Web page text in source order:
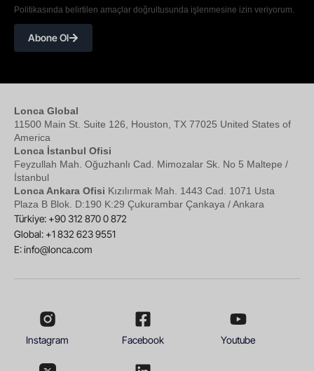
Politikasında belirtilen amaçlar doğrultusunda işlenmesine izin veriyorum.
Abone Ol
Lonca Global
11500 Main St. Suite 126, Houston, TX 77025 United States of
America
Lonca İstanbul Ofisi
Feyzullah Mah. Oğuzhanlı Cad. Mimozalar Sk. No 5 Maltepe /
İstanbul
Lonca Ankara Ofisi Kızılırmak Mah. 1443 Cad. 1071 Usta
Plaza B Blok. D:190 K:29 Çukurambar Çankaya / Ankara
Türkiye: +90 312 870 0 872
Global: +1 832 623 9551
E:info@lonca.com
Instagram Facebook Youtube